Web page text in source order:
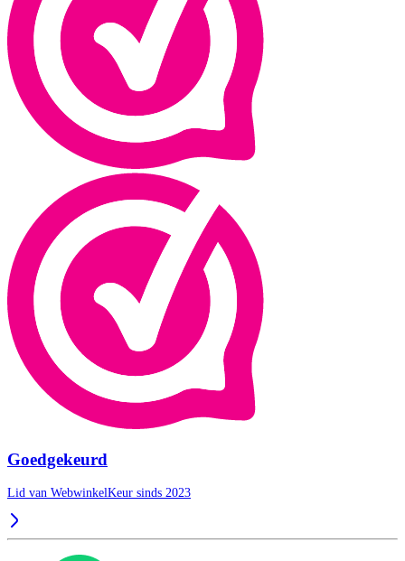
Goedgekeurd
Lid van WebwinkelKeur sinds 2023